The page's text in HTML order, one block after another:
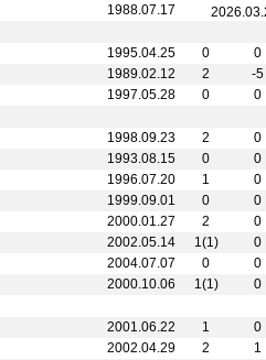
1988.07.17
1995.04.25 0
0
1989.02.12 2
-5
1997.05.28 0
0
1998.09.23 2
0
1993.08.15 0
0
1996.07.20 1
0
1999.09.01 0
0
2000.01.27 2
0
2002.05.14 1(1)
0
2004.07.07 0
0
2000.10.06 1(1)
0
2001.06.22 1
0
2002.04.29 2
1